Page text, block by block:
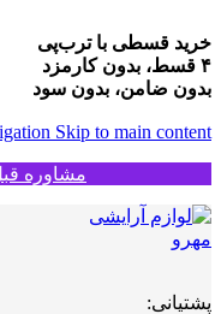
خرید قسطی با ترب‌پی
۴ قسط، بدون کارمزد
بدون ضامن، بدون سود
Skip to main content
مشاوره قبل از
پشتیانی: